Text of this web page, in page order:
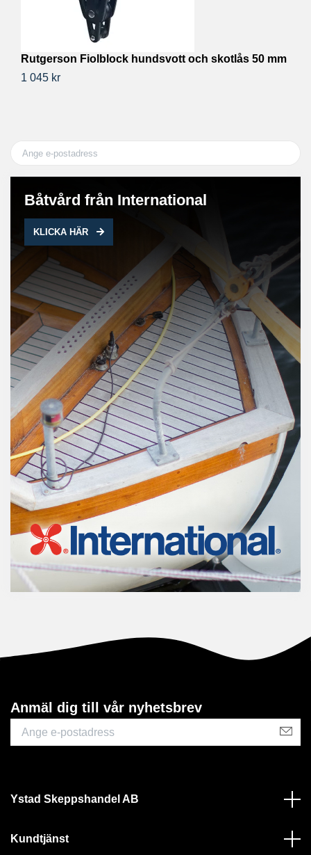
Båtvård från International
KLICKA HÄR
Rutgerson Fiolblock hundsvott och skotlås 50 mm
1 045 kr
Anmäl dig till vår nyhetsbrev
Ystad Skeppshandel AB
Kundtjänst